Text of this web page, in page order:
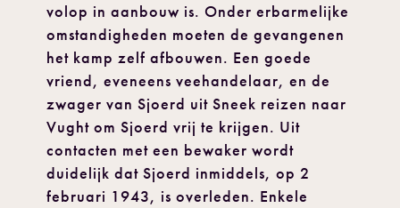
volop in aanbouw is. Onder erbarmelijke
omstandigheden moeten de gevangenen
het kamp zelf afbouwen. Een goede
vriend, eveneens veehandelaar, en de
zwager van Sjoerd uit Sneek reizen naar
Vught om Sjoerd vrij te krijgen. Uit
contacten met een bewaker wordt
duidelijk dat Sjoerd inmiddels, op 2
februari 1943, is overleden. Enkele